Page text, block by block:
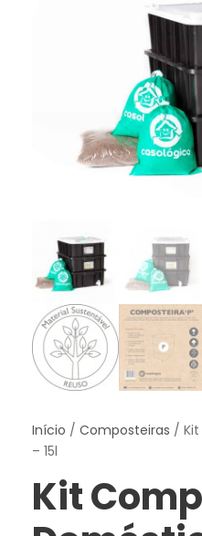
Início / Composteiras /
– 15l
Kit